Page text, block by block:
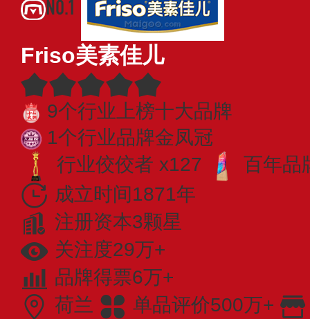
NO.1
Friso美素佳儿
9个行业上榜十大品牌
1个行业品牌金凤冠
行业佼佼者 x127
百年品
成立时间1871年
注册资本3颗星
关注度29万+
品牌得票6万+
荷兰
单品评价500万+